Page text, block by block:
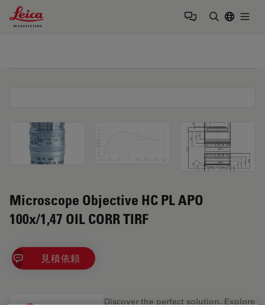
Leica Microsystems Logo
Microscope Objective HC PL APO
100x/1,47 OIL CORR TIRF
見積依頼
Discover the perfect solution. Explore